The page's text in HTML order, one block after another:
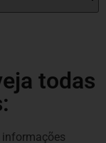
todas
informações